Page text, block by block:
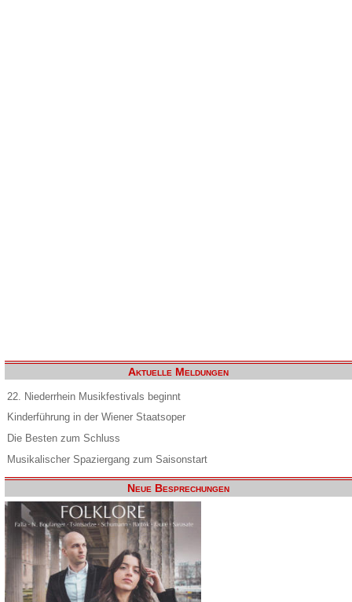
Aktuelle Meldungen
22. Niederrhein Musikfestivals beginnt
Kinderführung in der Wiener Staatsoper
Die Besten zum Schluss
Musikalischer Spaziergang zum Saisonstart
Neue Besprechungen